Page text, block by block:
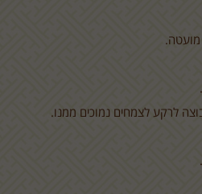
מועטה.
לרקע לצמחים נמוכים ממנו.